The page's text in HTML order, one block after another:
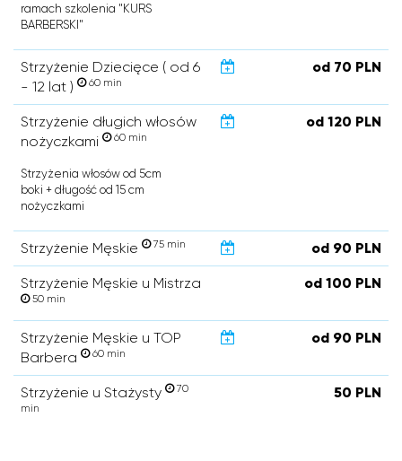
ramach szkolenia "KURS
BARBERSKI"
Strzyżenie Dziecięce ( od 6
- 12 lat )
60 min
od 70 PLN
Strzyżenie długich włosów
nożyczkami
60 min
od 120 PLN
Strzyżenia włosów od 5cm
boki + długość od 15 cm
nożyczkami
Strzyżenie Męskie 75 min od 90 PLN
Strzyżenie Męskie u Mistrza
50 min
od 100 PLN
Strzyżenie Męskie u TOP
Barbera
60 min
od 90 PLN
Strzyżenie u Stażysty
70
min
50 PLN